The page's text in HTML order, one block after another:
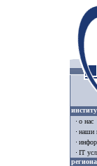
о нас
наши
IT